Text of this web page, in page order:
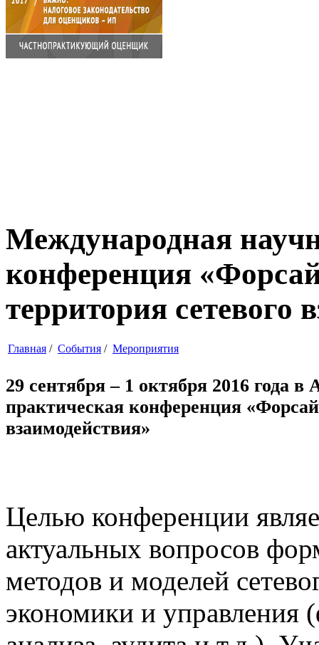
Международная
конференция
территория сетевого
Главная / События / Мероприятия
29 сентября – 1 октября 2016 года
практическая конференция
взаимодействия»
Целью конференции
актуальных вопросов
методов и моделей
экономики и управления